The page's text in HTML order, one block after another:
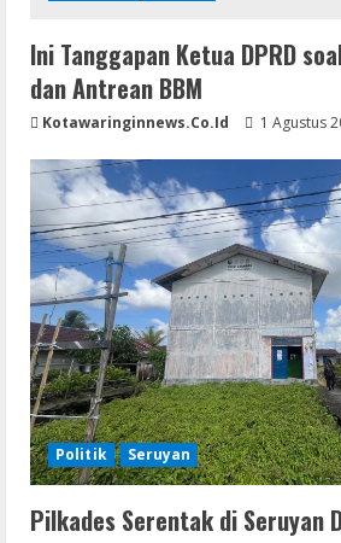
Ini Tanggapan Ketua DPRD
dan Antrean BBM
Kotawaringinnews.co.id 1 Agustus
Politik Seruyan
Pilkades Serentak di Seruyan